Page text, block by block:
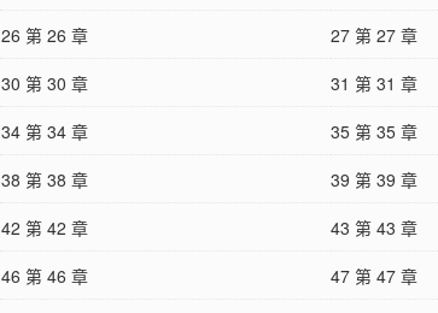
26 第 26 章 27 第 27 章
30 第 30 章 31 第 31 章
34 第 34 章 35 第 35 章
38 第 38 章 39 第 39 章
42 第 42 章 43 第 43 章
46 第 46 章 47 第 47 章